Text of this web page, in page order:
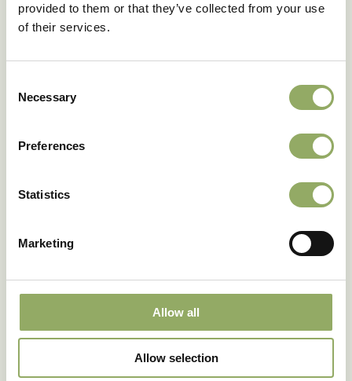
provided to them or that they’ve collected from your use
of their services.
Selection
Necessary
Preferences
Statistics
Marketing
Allow all
Allow selection
¿Le gustaría recibir las
Suscríbase a nuestro boletín
Suscribirse